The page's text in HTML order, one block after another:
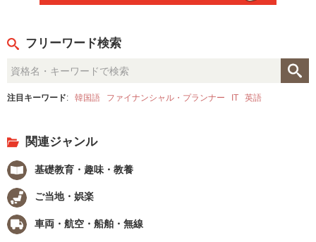
フリーワード検索
注目キーワード: 韓国語 ファイナンシャル・プランナー IT 英語
関連ジャンル
基礎教育・趣味・教養
ご当地・娯楽
車両・航空・船舶・無線